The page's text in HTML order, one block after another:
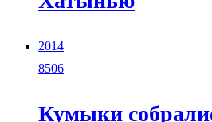
2014
8506
Кумыки